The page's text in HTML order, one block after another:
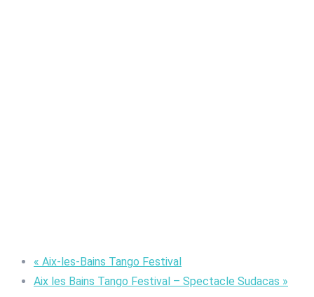
« Aix-les-Bains Tango Festival
Aix les Bains Tango Festival – Spectacle Sudacas »